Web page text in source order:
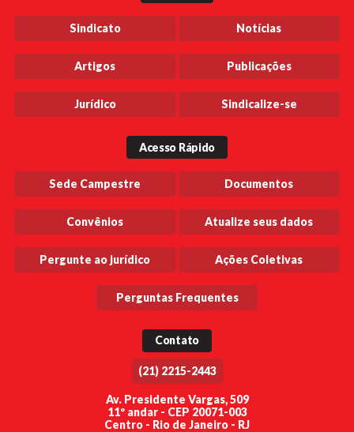
Sindicato Notícias
Artigos Publicações
Jurídico Sindicalize-se
Acesso Rápido
Sede Campestre Documentos
Convênios Atualize seus dados
Pergunte ao jurídico Ações Coletivas
Perguntas Frequentes
Contato
(21) 2215-2443
Av. Presidente Vargas, 509
11º andar - CEP 20071-003
Centro - Rio de Janeiro - RJ